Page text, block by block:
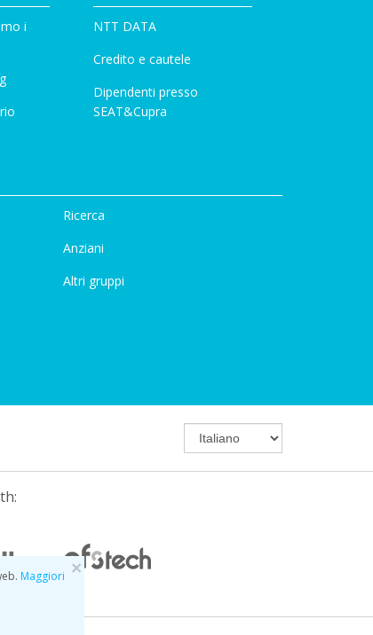
×
Maggiori
i
NTT DATA
Credito e cautele
Dipendenti presso
SEAT&Cupra
Ricerca
Anziani
Altri gruppi